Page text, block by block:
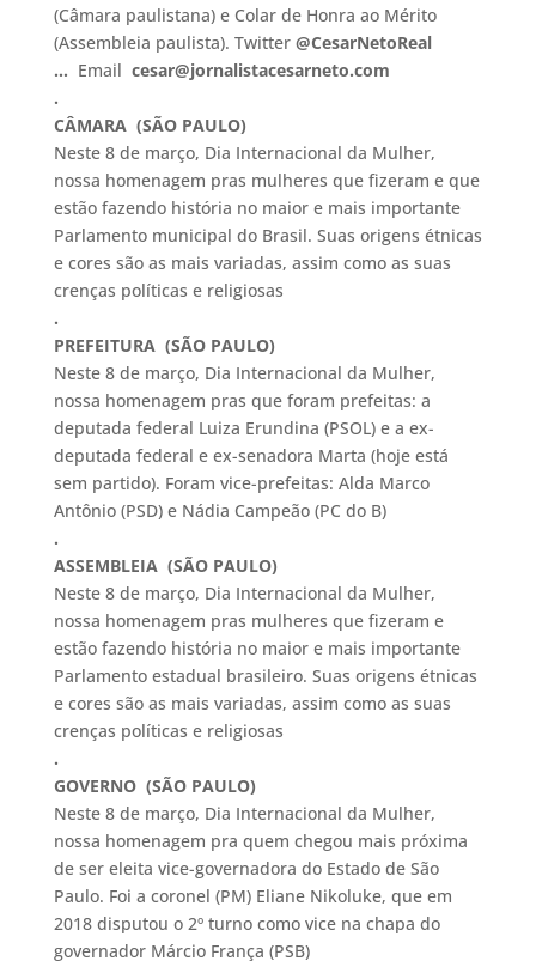
(Câmara paulistana) e Colar de Honra ao Mérito
(Assembleia paulista). Twitter @CesarNetoReal
… Email cesar@jornalistacesarneto.com
.
CÂMARA (SÃO PAULO)
Neste 8 de março, Dia Internacional da Mulher,
nossa homenagem pras mulheres que fizeram e que
estão fazendo história no maior e mais importante
Parlamento municipal do Brasil. Suas origens étnicas
e cores são as mais variadas, assim como as suas
crenças políticas e religiosas
.
PREFEITURA (SÃO PAULO)
Neste 8 de março, Dia Internacional da Mulher,
nossa homenagem pras que foram prefeitas: a
deputada federal Luiza Erundina (PSOL) e a ex-
deputada federal e ex-senadora Marta (hoje está
sem partido). Foram vice-prefeitas: Alda Marco
Antônio (PSD) e Nádia Campeão (PC do B)
.
ASSEMBLEIA (SÃO PAULO)
Neste 8 de março, Dia Internacional da Mulher,
nossa homenagem pras mulheres que fizeram e
estão fazendo história no maior e mais importante
Parlamento estadual brasileiro. Suas origens étnicas
e cores são as mais variadas, assim como as suas
crenças políticas e religiosas
.
GOVERNO (SÃO PAULO)
Neste 8 de março, Dia Internacional da Mulher,
nossa homenagem pra quem chegou mais próxima
de ser eleita vice-governadora do Estado de São
Paulo. Foi a coronel (PM) Eliane Nikoluke, que em
2018 disputou o 2º turno como vice na chapa do
governador Márcio França (PSB)